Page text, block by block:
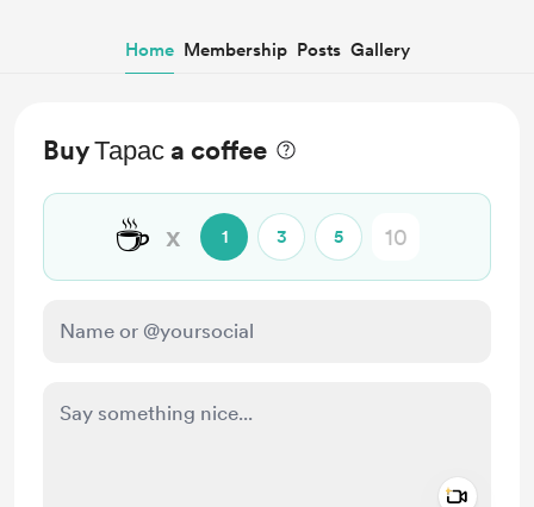
Home Membership Posts Gallery
Buy Тарас a coffee
☕ x 1 3 5